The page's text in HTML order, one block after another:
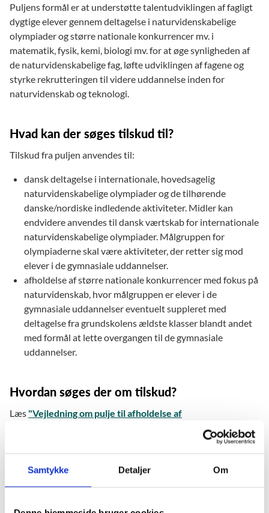
Samtykke Detaljer Om
Puljens formål er at understøtte talentudviklingen af fagligt
dygtige elever gennem deltagelse i naturvidenskabelige
olympiader og større nationale konkurrencer mv. i
matematik, fysik, kemi, biologi mv. for at øge synligheden af
de naturvidenskabelige fag, løfte udviklingen af fagene og
styrke rekrutteringen til videre uddannelse inden for
naturvidenskab og teknologi.
Hvad kan der søges tilskud til?
Tilskud fra puljen anvendes til:
dansk deltagelse i internationale, hovedsagelig
naturvidenskabelige olympiader og de tilhørende
danske/nordiske indledende aktiviteter. Midler kan
endvidere anvendes til dansk værtskab for internationale
naturvidenskabelige olympiader. Målgruppen for
olympiaderne skal være aktiviteter, der retter sig mod
elever i de gymnasiale uddannelser.
afholdelse af større nationale konkurrencer med fokus på
naturvidenskab, hvor målgruppen er elever i de
gymnasiale uddannelser eventuelt suppleret med
deltagelse fra grundskolens ældste klasser blandt andet
med formål at lette overgangen til de gymnasiale
uddannelser.
Hvordan søges der om tilskud?
Læs "Vejledning om pulje til afholdelse af
naturvidenskabelige olympiader og konkurrencer m.v.
for information om
ansøgningsproceduren, krav og vilkår for ansøgning og
tilskud samt vurderingskriterier for behandling af
ansøgningen. Vejledningen findes også under